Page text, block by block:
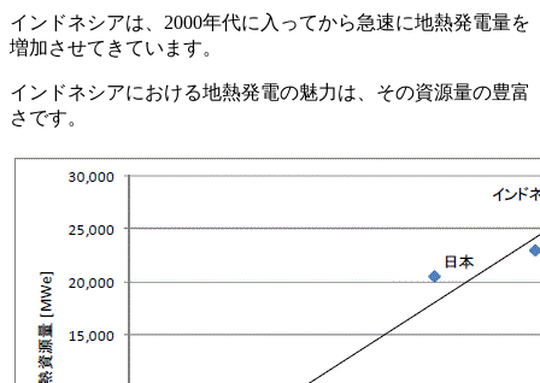
インドネシアは、2000年代に入ってから急速に地熱発電量を
増加させてきています。
インドネシアにおける地熱発電の魅力は、その資源量の豊富
さです。